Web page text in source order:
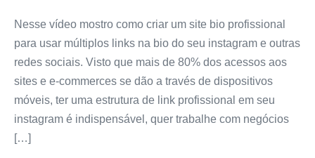
Nesse vídeo mostro como criar um site bio profissional
para usar múltiplos links na bio do seu instagram e outras
redes sociais. Visto que mais de 80% dos acessos aos
sites e e-commerces se dão a través de dispositivos
móveis, ter uma estrutura de link profissional em seu
instagram é indispensável, quer trabalhe com negócios
[…]